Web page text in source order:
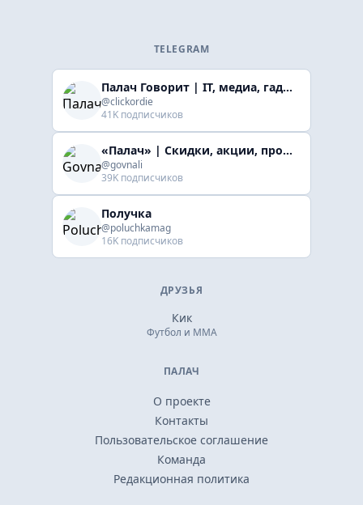
TELEGRAM
Палач Говорит | IT, медиа, гaджеты, скидки
@clickordie
41K подписчиков
«Палач» | Скидки, акции, промокоды
@govnali
39K подписчиков
Получка
@poluchkamag
16K подписчиков
ДРУЗЬЯ
Кик
Футбол и ММА
ПАЛАЧ
О проекте
Контакты
Пользовательское соглашение
Команда
Редакционная политика